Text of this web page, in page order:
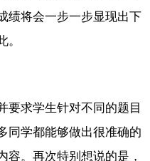
绩将会一步一步显现出下
。
要求学生针对不同的题目
同学都能够做出很准确的
容。再次特别想说的是，